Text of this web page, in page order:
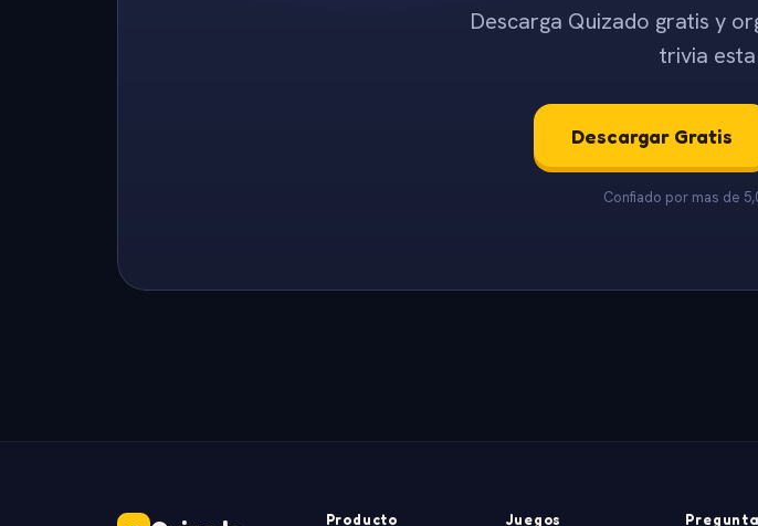
Descarga Quizado gratis y
trivia
Descargar Gratis
Confiado por mas de
Producto Juegos